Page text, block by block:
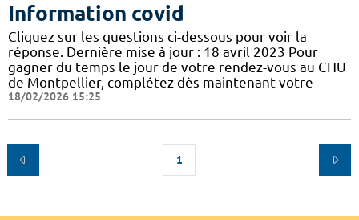
Information covid
Cliquez sur les questions ci-dessous pour voir la
réponse. Dernière mise à jour : 18 avril 2023 Pour
gagner du temps le jour de votre rendez-vous au CHU
de Montpellier, complétez dès maintenant votre
18/02/2026 15:25
1